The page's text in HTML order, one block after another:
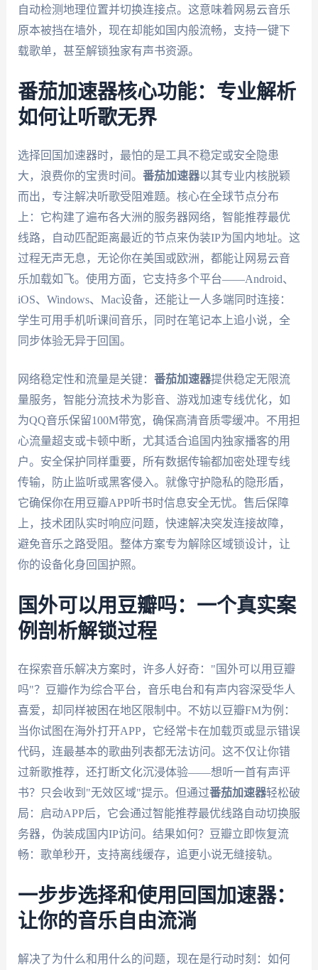
自动检测地理位置并切换连接点。这意味着网易云音乐
原本被挡在墙外，现在却能如国内般流畅，支持一键下
载歌单，甚至解锁独家有声书资源。
番茄加速器核心功能：专业解析
如何让听歌无界
选择回国加速器时，最怕的是工具不稳定或安全隐患
大，浪费你的宝贵时间。 番茄加速器以其专业内核脱颖
而出，专注解决听歌受阻难题。核心在全球节点分布
上：它构建了遍布各大洲的服务器网络，智能推荐最优
线路，自动匹配距离最近的节点来伪装IP为国内地址。这
过程无声无息，无论你在美国或欧洲，都能让网易云音
乐加载如飞。使用方面，它支持多个平台——Android、
iOS、Windows、Mac设备，还能让一人多端同时连接：
学生可用手机听课间音乐，同时在笔记本上追小说，全
同步体验无异于回国。
网络稳定性和流量是关键： 番茄加速器提供稳定无限流
量服务，智能分流技术为影音、游戏加速专线优化，如
为QQ音乐保留100M带宽，确保高清音质零缓冲。不用担
心流量超支或卡顿中断，尤其适合追国内独家播客的用
户。安全保护同样重要，所有数据传输都加密处理专线
传输，防止监听或黑客侵入。就像守护隐私的隐形盾，
它确保你在用豆瓣APP听书时信息安全无忧。售后保障
上，技术团队实时响应问题，快速解决突发连接故障，
避免音乐之路受阻。整体方案专为解除区域锁设计，让
你的设备化身回国护照。
国外可以用豆瓣吗：一个真实案
例剖析解锁过程
在探索音乐解决方案时，许多人好奇："国外可以用豆瓣
吗"？豆瓣作为综合平台，音乐电台和有声内容深受华人
喜爱，却同样被困在地区限制中。不妨以豆瓣FM为例：
当你试图在海外打开APP，它经常卡在加载页或显示错误
代码，连最基本的歌曲列表都无法访问。这不仅让你错
过新歌推荐，还打断文化沉浸体验——想听一首有声评
书？只会收到"无效区域"提示。但通过番茄加速器轻松破
局：启动APP后，它会通过智能推荐最优线路自动切换服
务器，伪装成国内IP访问。结果如何？豆瓣立即恢复流
畅：歌单秒开，支持离线缓存，追更小说无缝接轨。
一步步选择和使用回国加速器：
让你的音乐自由流淌
解决了为什么和用什么的问题，现在是行动时刻：如何